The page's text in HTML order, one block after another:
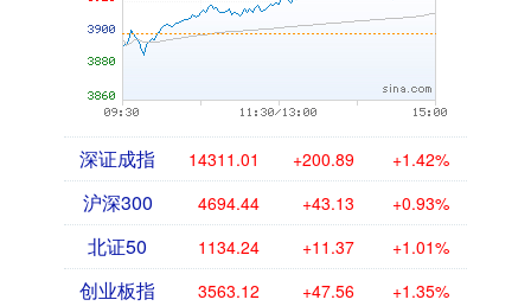
深证成指 14311.01 +200.89 +1.42%
沪深300 4694.44 +43.13 +0.93%
北证50 1134.24 +11.37 +1.01%
创业板指 3563.12 +47.56 +1.35%